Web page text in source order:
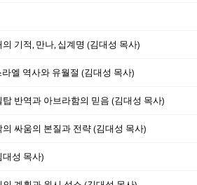
기적, 만나, 십계명 (김대성 목사)
엘 역사와 유월절 (김대성 목사)
아브라함의 믿음 (김대성 목사)
싸움의 본질과 전략 (김대성 목사)
성 목사)